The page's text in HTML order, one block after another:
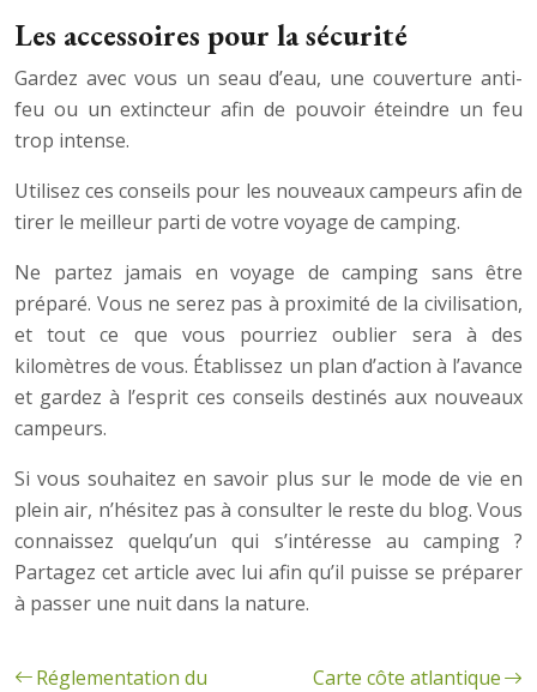
Les accessoires pour la sécurité
Gardez avec vous un seau d’eau, une couverture anti-
feu ou un extincteur afin de pouvoir éteindre un feu
trop intense.
Utilisez ces conseils pour les nouveaux campeurs afin de
tirer le meilleur parti de votre voyage de camping.
Ne partez jamais en voyage de camping sans être
préparé. Vous ne serez pas à proximité de la civilisation,
et tout ce que vous pourriez oublier sera à des
kilomètres de vous. Établissez un plan d’action à l’avance
et gardez à l’esprit ces conseils destinés aux nouveaux
campeurs.
Si vous souhaitez en savoir plus sur le mode de vie en
plein air, n’hésitez pas à consulter le reste du blog. Vous
connaissez quelqu’un qui s’intéresse au camping ?
Partagez cet article avec lui afin qu’il puisse se préparer
à passer une nuit dans la nature.
Réglementation du
Carte côte atlantique